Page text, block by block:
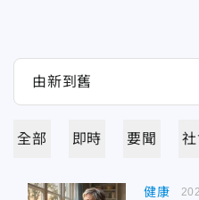
全部 即時 要聞
健康